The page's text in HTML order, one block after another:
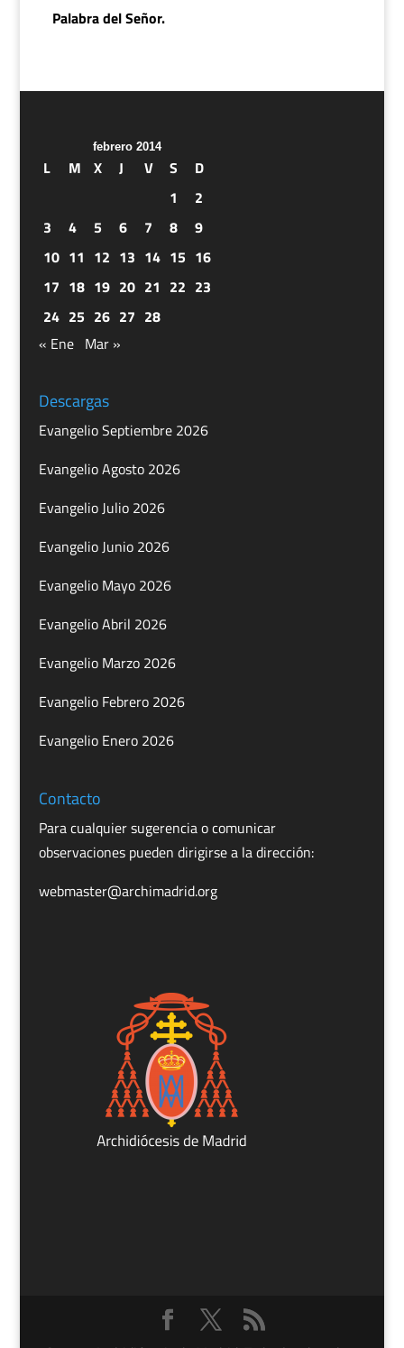
Palabra del Señor.
febrero 2014
L M X J V S
D
1
2
3
4 5 6 7 8
9
10 11 12 13 14 15 16
17 18 19 20 21 22 23
24 25 26 27 28
« Ene Mar »
Descargas
Evangelio Septiembre 2026
Evangelio Agosto 2026
Evangelio Julio 2026
Evangelio Junio 2026
Evangelio Mayo 2026
Evangelio Abril 2026
Evangelio Marzo 2026
Evangelio Febrero 2026
Evangelio Enero 2026
Contacto
Para cualquier sugerencia o comunicar
observaciones pueden dirigirse a la dirección:
webmaster@archimadrid.org